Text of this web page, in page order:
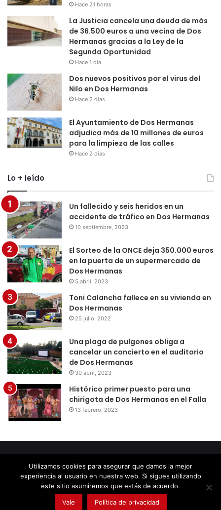
Hace 21 horas
La Justicia cancela una deuda de más
de 36.500 euros a una vecina de Dos
Hermanas gracias a la Ley de la
Segunda Oportunidad
Hace 1 día
Dos nuevos positivos por el virus del
Nilo en Dos Hermanas
Hace 2 días
El Ayuntamiento de Dos Hermanas
adjudica más de 10 millones de euros
para la limpieza de las calles
Hace 2 días
Lo + leído
Un fallecido y seis heridos en un
accidente de tráfico en Dos Hermanas
10 septiembre, 2023
El Sorteo de la ONCE deja 350.000 euros
en la puerta de un supermercado de
Dos Hermanas
5 abril, 2023
Toni Calancha fallece en su vivienda en
Dos Hermanas
25 julio, 2022
Una plaga de pulgones obliga a
cancelar un concierto en el auditorio
de Dos Hermanas
30 abril, 2023
Histórico primer puesto para una
chirigota de Dos Hermanas en el Falla
13 febrero, 2023
por Doctores Web
FacebookTwitterLinkedInYouTube
Utilizamos cookies para asegurar que damos la mejor
experiencia al usuario en nuestra web. Si sigues utilizando
este sitio asumiremos que estás de acuerdo.
Vale Política de privacidad